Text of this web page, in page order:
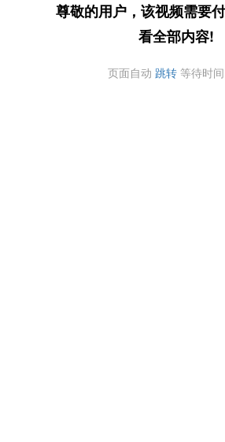
尊敬的用户，该视频需要
看全部内容!
页面自动 跳转 等待时间